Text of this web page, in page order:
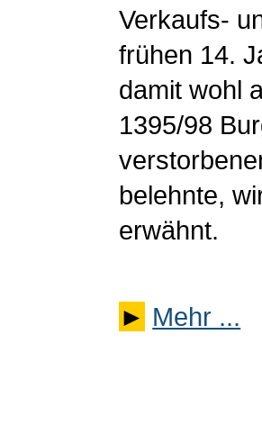
Verkaufs-
frühen 14.
damit wohl
1395/98
belehnte,
erwähnt.
► Mehr ...